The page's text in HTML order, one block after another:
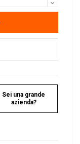
Sei una grande
azienda?